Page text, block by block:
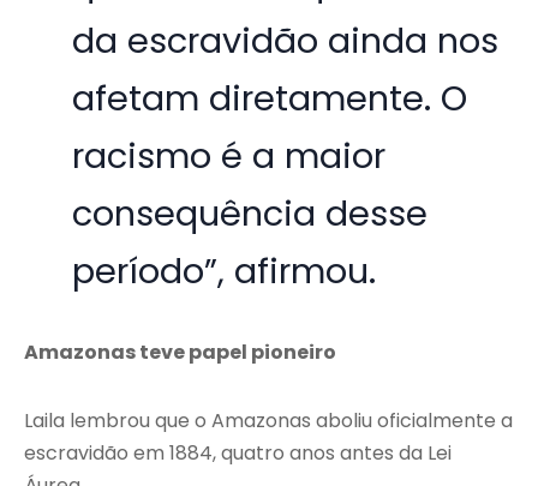
da escravidão ainda nos
afetam diretamente. O
racismo é a maior
consequência desse
período”, afirmou.
Amazonas teve papel pioneiro
Laila lembrou que o Amazonas aboliu oficialmente a
escravidão em 1884, quatro anos antes da Lei